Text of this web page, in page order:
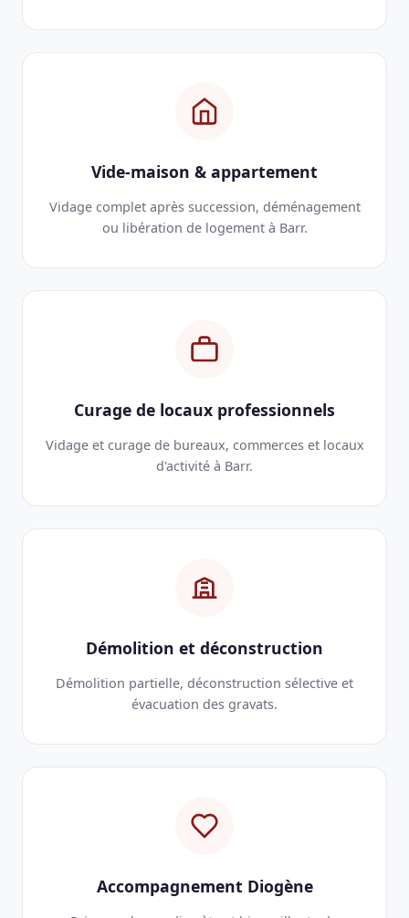
Vide-maison & appartement
Vidage complet après succession, déménagement
ou libération de logement à Barr.
Curage de locaux professionnels
Vidage et curage de bureaux, commerces et locaux
d'activité à Barr.
Démolition et déconstruction
Démolition partielle, déconstruction sélective et
évacuation des gravats.
Accompagnement Diogène